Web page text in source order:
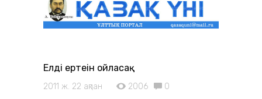
Елдің ертеңін ойласақ
2011 ж. 22 ақпан 2006 0